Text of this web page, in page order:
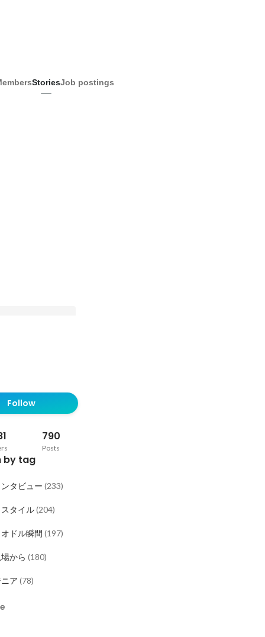
StoriesJob postings
ました
Follow
790
Posts
by tag
タビュー (233)
タイル(204)
ドル瞬間 (197)
から (180)
ア (78)